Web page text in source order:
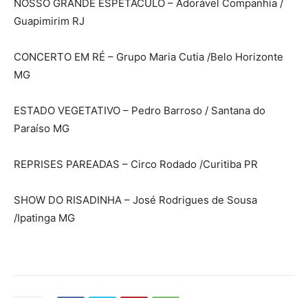
NOSSO GRANDE ESPETÁCULO – Adorável Companhia /
Guapimirim RJ
CONCERTO EM RÉ – Grupo Maria Cutia /Belo Horizonte
MG
ESTADO VEGETATIVO – Pedro Barroso / Santana do
Paraíso MG
REPRISES PAREADAS – Circo Rodado /Curitiba PR
SHOW DO RISADINHA – José Rodrigues de Sousa
/Ipatinga MG